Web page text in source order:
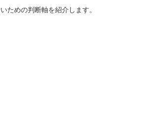
ための判断軸を紹介します。